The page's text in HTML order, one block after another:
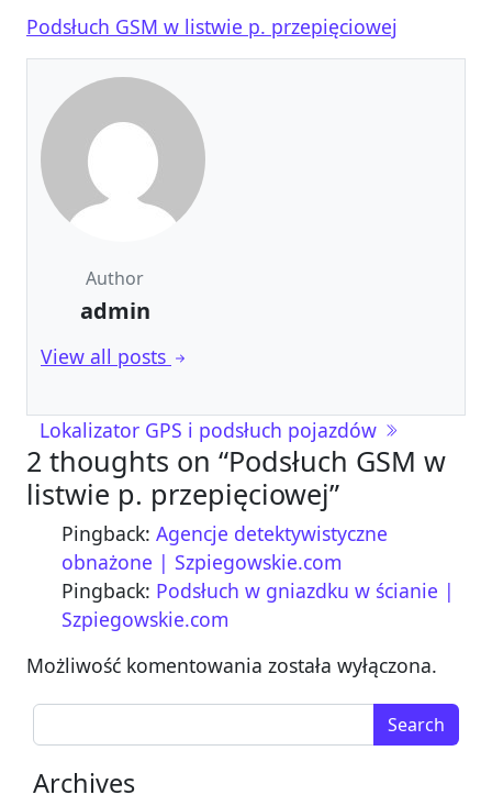
Podsłuch GSM w listwie p. przepięciowej
Author
admin
View all posts
Nawigacja wpisu
Lokalizator GPS i podsłuch pojazdów
2 thoughts on “Podsłuch GSM w
listwie p. przepięciowej”
Pingback: Agencje detektywistyczne
obnażone | Szpiegowskie.com
Pingback: Podsłuch w gniazdku w ścianie |
Szpiegowskie.com
Możliwość komentowania została wyłączona.
Search for:
Archives